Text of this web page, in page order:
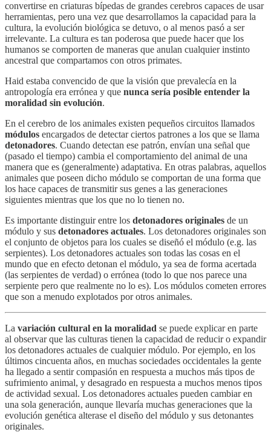
convertirse en criaturas bípedas de grandes cerebros capaces de usar
herramientas, pero una vez que desarrollamos la capacidad para la
cultura, la evolución biológica se detuvo, o al menos pasó a ser
irrelevante. La cultura es tan poderosa que puede hacer que los
humanos se comporten de maneras que anulan cualquier instinto
ancestral que compartamos con otros primates.
Haid estaba convencido de que la visión que prevalecía en la
antropología era errónea y que nunca sería posible entender la
moralidad sin evolución.
En el cerebro de los animales existen pequeños circuitos llamados
módulos encargados de detectar ciertos patrones a los que se llama
detonadores. Cuando detectan ese patrón, envían una señal que
(pasado el tiempo) cambia el comportamiento del animal de una
manera que es (generalmente) adaptativa. En otras palabras, aquellos
animales que poseen dicho módulo se comportan de una forma que
los hace capaces de transmitir sus genes a las generaciones
siguientes mientras que los que no lo tienen no.
Es importante distinguir entre los detonadores originales de un
módulo y sus detonadores actuales. Los detonadores originales son
el conjunto de objetos para los cuales se diseñó el módulo (e.g. las
serpientes). Los detonadores actuales son todas las cosas en el
mundo que en efecto detonan el módulo, ya sea de forma acertada
(las serpientes de verdad) o errónea (todo lo que nos parece una
serpiente pero que realmente no lo es). Los módulos cometen errores
que son a menudo explotados por otros animales.
La variación cultural en la moralidad se puede explicar en parte
al observar que las culturas tienen la capacidad de reducir o expandir
los detonadores actuales de cualquier módulo. Por ejemplo, en los
últimos cincuenta años, en muchas sociedades occidentales la gente
ha llegado a sentir compasión en respuesta a muchos más tipos de
sufrimiento animal, y desagrado en respuesta a muchos menos tipos
de actividad sexual. Los detonadores actuales pueden cambiar en
una sola generación, aunque llevaría muchas generaciones que la
evolución genética alterase el diseño del módulo y sus detonantes
originales.